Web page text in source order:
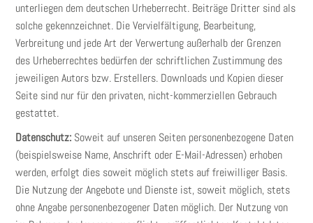
unterliegen dem deutschen Urheberrecht. Beiträge Dritter sind als
solche gekennzeichnet. Die Vervielfältigung, Bearbeitung,
Verbreitung und jede Art der Verwertung außerhalb der Grenzen
des Urheberrechtes bedürfen der schriftlichen Zustimmung des
jeweiligen Autors bzw. Erstellers. Downloads und Kopien dieser
Seite sind nur für den privaten, nicht-kommerziellen Gebrauch
gestattet.
Datenschutz: Soweit auf unseren Seiten personenbezogene Daten
(beispielsweise Name, Anschrift oder E-Mail-Adressen) erhoben
werden, erfolgt dies soweit möglich stets auf freiwilliger Basis.
Die Nutzung der Angebote und Dienste ist, soweit möglich, stets
ohne Angabe personenbezogener Daten möglich. Der Nutzung von